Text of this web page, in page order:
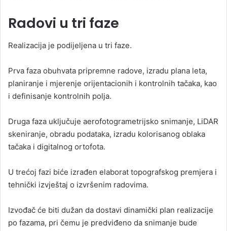
Radovi u tri faze
Realizacija je podijeljena u tri faze.
Prva faza obuhvata pripremne radove, izradu plana leta,
planiranje i mjerenje orijentacionih i kontrolnih tačaka, kao
i definisanje kontrolnih polja.
Druga faza uključuje aerofotogrametrijsko snimanje, LiDAR
skeniranje, obradu podataka, izradu kolorisanog oblaka
tačaka i digitalnog ortofota.
U trećoj fazi biće izrađen elaborat topografskog premjera i
tehnički izvještaj o izvršenim radovima.
Izvođač će biti dužan da dostavi dinamički plan realizacije
po fazama, pri čemu je predviđeno da snimanje bude